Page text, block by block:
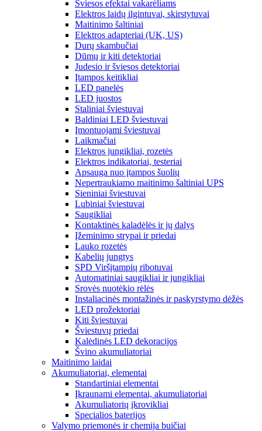
Šviesos efektai vakarėliams
Elektros laidų ilgintuvai, skirstytuvai
Maitinimo šaltiniai
Elektros adapteriai (UK, US)
Durų skambučiai
Dūmų ir kiti detektoriai
Judesio ir šviesos detektoriai
Įtampos keitikliai
LED panelės
LED juostos
Staliniai šviestuvai
Baldiniai LED šviestuvai
Įmontuojami šviestuvai
Laikmačiai
Elektros jungikliai, rozetės
Elektros indikatoriai, testeriai
Apsauga nuo įtampos šuolių
Nepertraukiamo maitinimo šaltiniai UPS
Sieniniai šviestuvai
Lubiniai šviestuvai
Saugikliai
Kontaktinės kaladėlės ir jų dalys
Įžeminimo strypai ir priedai
Lauko rozetės
Kabelių jungtys
SPD Viršįtampių ribotuvai
Automatiniai saugikliai ir jungikliai
Srovės nuotėkio rėlės
Instaliacinės montažinės ir paskyrstymo dėžės
LED prožektoriai
Kiti šviestuvai
Šviestuvų priedai
Kalėdinės LED dekoracijos
Švino akumuliatoriai
Maitinimo laidai
Akumuliatoriai, elementai
Standartiniai elementai
Įkraunami elementai, akumuliatoriai
Akumuliatorių įkrovikliai
Specialios baterijos
Valymo priemonės ir chemija buičiai